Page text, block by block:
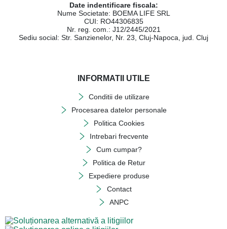
Date indentificare fiscala:
Nume Societate: BOEMA LIFE SRL
CUI: RO44306835
Nr. reg. com.: J12/2445/2021
Sediu social: Str. Sanzienelor, Nr. 23, Cluj-Napoca, jud. Cluj
INFORMATII UTILE
Conditii de utilizare
Procesarea datelor personale
Politica Cookies
Intrebari frecvente
Cum cumpar?
Politica de Retur
Expediere produse
Contact
ANPC